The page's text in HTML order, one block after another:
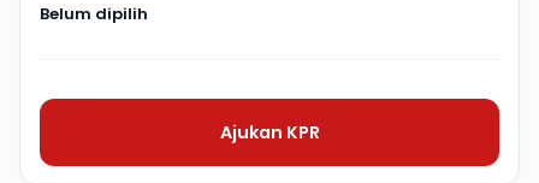
Belum dipilih
Ajukan KPR